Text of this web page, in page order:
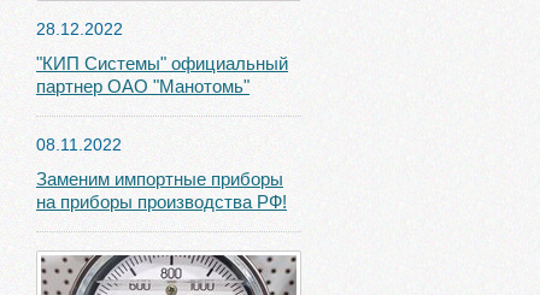
28.12.2022
"КИП Системы" официальный
партнер ОАО "Манотомь"
08.11.2022
Заменим импортные приборы
на приборы производства РФ!